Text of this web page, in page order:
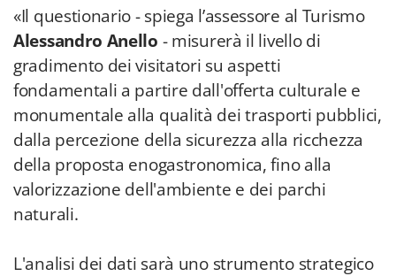
«Il questionario - spiega l’assessore al Turismo
Alessandro Anello - misurerà il livello di
gradimento dei visitatori su aspetti
fondamentali a partire dall'offerta culturale e
monumentale alla qualità dei trasporti pubblici,
dalla percezione della sicurezza alla ricchezza
della proposta enogastronomica, fino alla
valorizzazione dell'ambiente e dei parchi
naturali.
L'analisi dei dati sarà uno strumento strategico